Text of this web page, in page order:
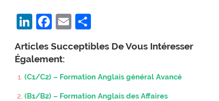
LinkedIn
Facebook
Email
Articles Succeptibles De Vous Intéresser
Également:
(C1/C2) – Formation Anglais général Avancé
(B1/B2) – Formation Anglais des Affaires